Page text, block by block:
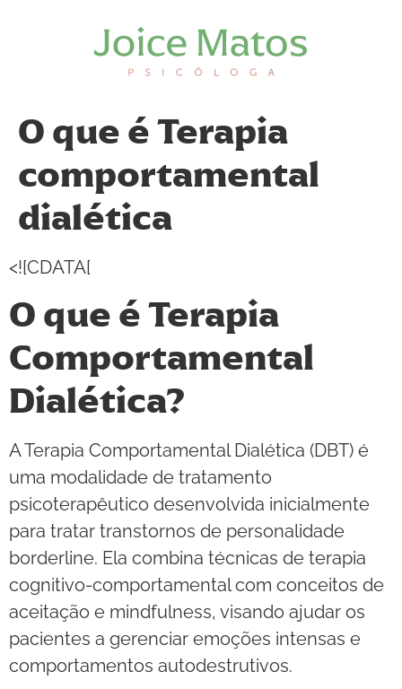
O que é Terapia
comportamental
dialética
<![CDATA[
O que é Terapia
Comportamental
Dialética?
A Terapia Comportamental Dialética (DBT) é
uma modalidade de tratamento
psicoterapêutico desenvolvida inicialmente
para tratar transtornos de personalidade
borderline. Ela combina técnicas de terapia
cognitivo-comportamental com conceitos de
aceitação e mindfulness, visando ajudar os
pacientes a gerenciar emoções intensas e
comportamentos autodestrutivos.